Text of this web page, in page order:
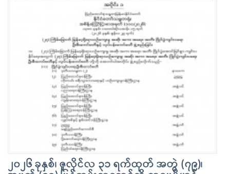
၂၀၂၆ ခုနှစ်၊ ဇူလိုင်လ ၃၁ ရက်ထုတ် အတွဲ (၇၉)၊